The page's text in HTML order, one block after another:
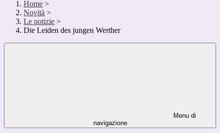
Home >
Novità >
Le notizie >
Die Leiden des jungen Werther
Menu di
navigazione